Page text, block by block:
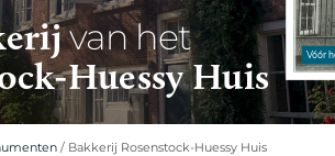
van het
Huessy Huis
/ Bakkerij Rosenstock-Huessy Huis